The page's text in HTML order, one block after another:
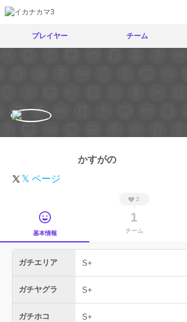
プレイヤー チーム
かすがの
𝕏 ページ
基本情報
2
1
チーム
ガチエリア S+
ガチヤグラ S+
ガチホコ S+